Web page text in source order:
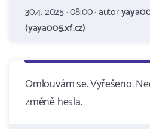
30.4. 2025 · 08:00 · autor
(yaya005.xf.cz)
Omlouvám se. Vyřešeno.
změně hesla.